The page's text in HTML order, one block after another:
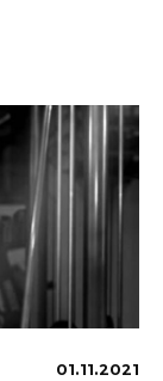
01.11.2021